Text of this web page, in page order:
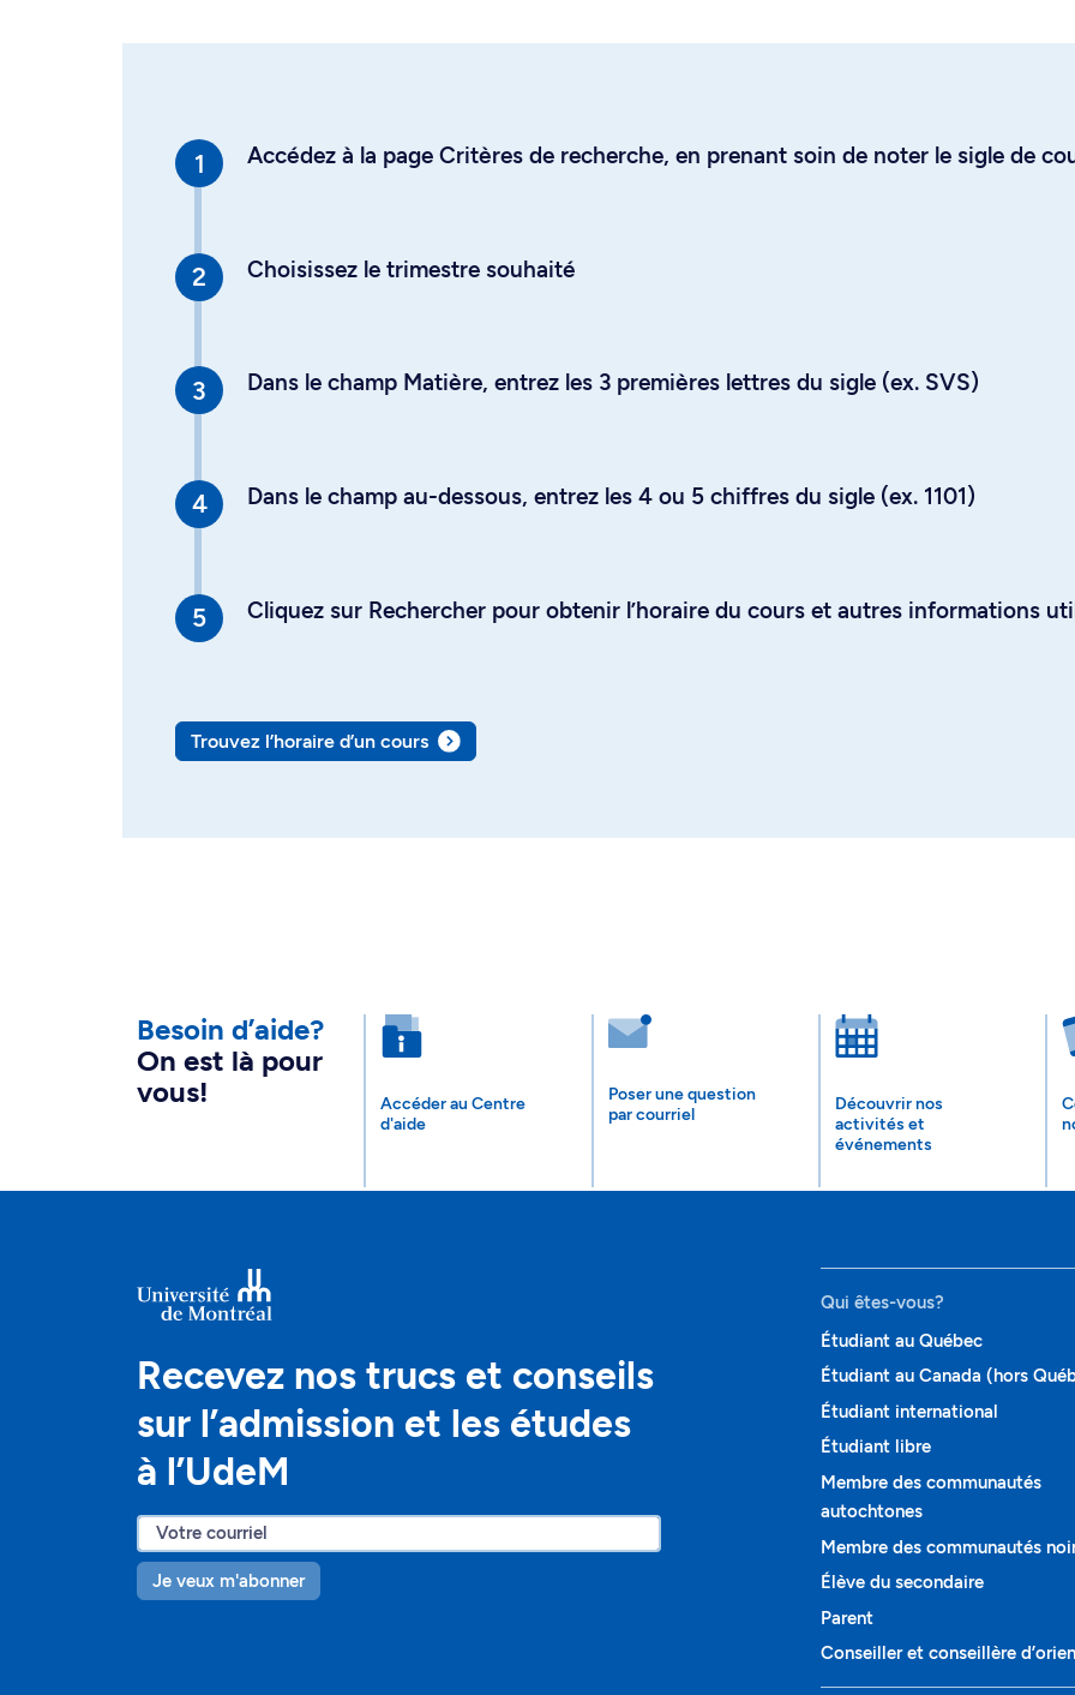
Accédez à la page Critères de recherche, en prenant soin de noter le sigle de
Choisissez le trimestre souhaité
Dans le champ Matière, entrez les 3 premières lettres du sigle (ex. SVS)
Dans le champ au-dessous, entrez les 4 ou 5 chiffres du sigle (ex. 1101)
Cliquez sur Rechercher pour obtenir l’horaire du cours et autres informations
Trouvez l’horaire d’un cours
Besoin d’aide?
On est là pour
vous!
Accéder au Centre
d'aide
Poser une question
par courriel
Découvrir nos
activités et
événements
Recevez nos trucs et conseils
sur l’admission et les études
à l’UdeM
Je veux m'abonner
Qui êtes-vous?
Étudiant au Québec
Étudiant au Canada (hors
Étudiant international
Étudiant libre
Membre des communautés
autochtones
Membre des communautés
Élève du secondaire
Parent
Conseiller et conseillère